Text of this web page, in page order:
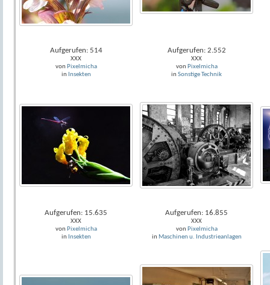
Aufgerufen: 514
XXX
von Pixelmicha
in Insekten
Aufgerufen: 2.552
XXX
von Pixelmicha
in Sonstige Technik
Aufgerufen: 15.635
XXX
von Pixelmicha
in Insekten
Aufgerufen: 16.855
XXX
von Pixelmicha
in Maschinen u. Industrieanlagen